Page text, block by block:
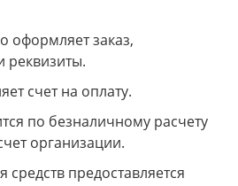
оформляет заказ,
реквизиты.
счет на оплату.
по безналичному расчету
организации.
средств предоставляется